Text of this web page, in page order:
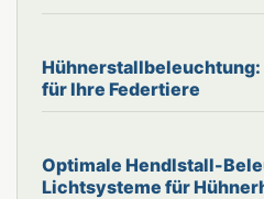
für Ihre Federtiere
Optimale Hendlstall-
Lichtsysteme für